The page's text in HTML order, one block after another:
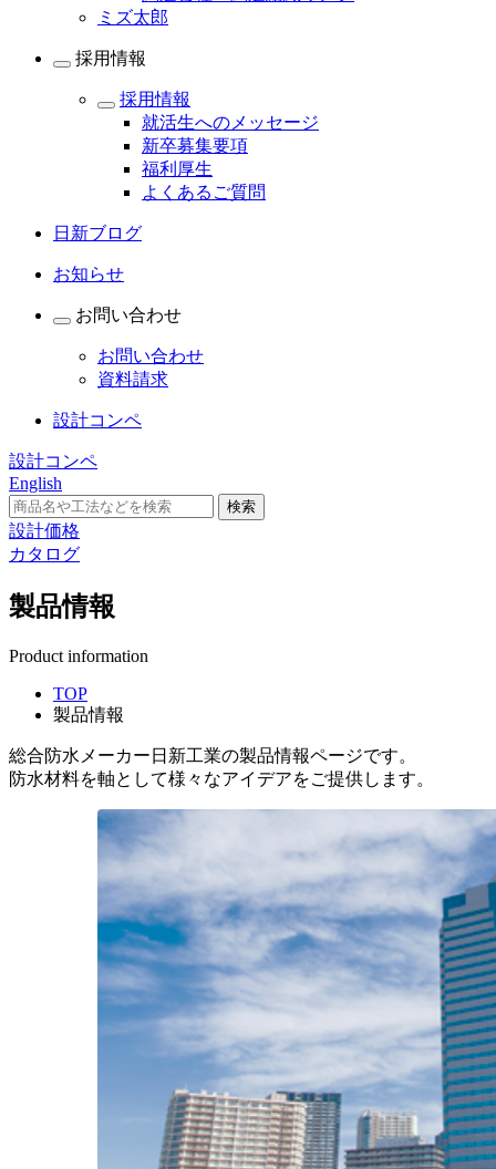
ミズ太郎
採用情報
採用情報
就活生へのメッセージ
新卒募集要項
福利厚生
よくあるご質問
日新ブログ
お知らせ
お問い合わせ
お問い合わせ
資料請求
設計コンペ
設計コンペ
English
設計価格
カタログ
製品情報
Product information
TOP
製品情報
総合防水メーカー日新工業の製品情報ページです。
防水材料を軸として様々なアイデアをご提供します。